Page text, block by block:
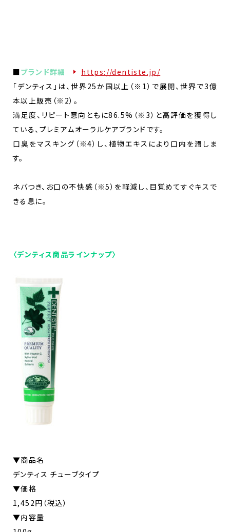
■ブランド詳細
https://dentiste.jp/
「デンティス」は、世界25か国以上（※1）で展開、世界で3億
本以上販売（※2）。
満足度、リピート意向ともに86.5%（※3）と高評価を獲得し
ている、プレミアムオーラルケアブランドです。
口臭をマスキング（※4）し、植物エキスにより口内を潤しま
す。
ネバつき、お口の不快感（※5）を軽減し、目覚めてすぐキスで
きる息に。
〈デンティス商品ラインナップ〉
▼商品名
デンティス チューブタイプ
▼価格
1,452円（税込）
▼内容量